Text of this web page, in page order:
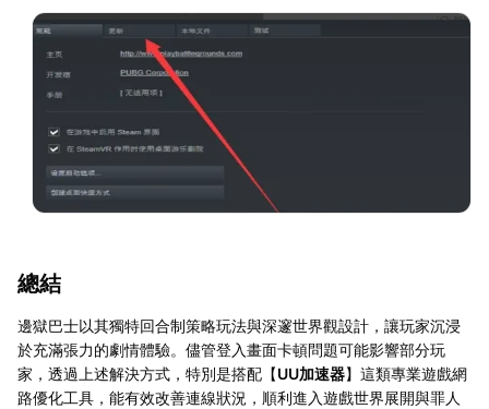
總結
邊獄巴士以其獨特回合制策略玩法與深邃世界觀設計，讓玩家沉浸
於充滿張力的劇情體驗。儘管登入畫面卡頓問題可能影響部分玩
家，透過上述解決方式，特別是搭配【UU加速器】這類專業遊戲網
路優化工具，能有效改善連線狀況，順利進入遊戲世界展開與罪人